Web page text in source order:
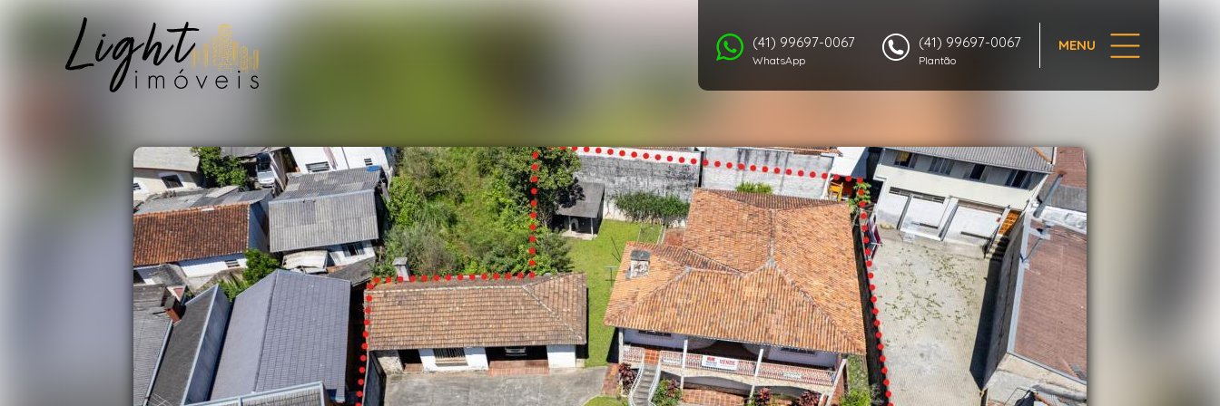
(41) 99697-0067
WhatsApp
(41) 99697-0067
Plantão
MENU